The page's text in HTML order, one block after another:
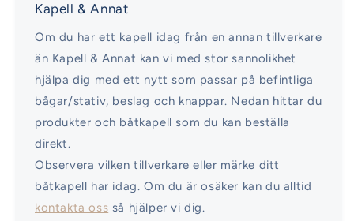
Kapell & Annat
Om du har ett kapell idag från en annan tillverkare
än Kapell & Annat kan vi med stor sannolikhet
hjälpa dig med ett nytt som passar på befintliga
bågar/stativ, beslag och knappar. Nedan hittar du
produkter och båtkapell som du kan beställa
direkt.
Observera vilken tillverkare eller märke ditt
båtkapell har idag. Om du är osäker kan du alltid
kontakta oss så hjälper vi dig.